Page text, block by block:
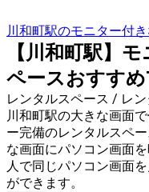
川和町駅のモニター付
【川和町駅】
ペースおすすめ
レンタルスペース / レ
川和町駅の大きな画面
ー完備のレンタルスペ
な画面にパソコン画面
人で同じパソコン画面
ができます。